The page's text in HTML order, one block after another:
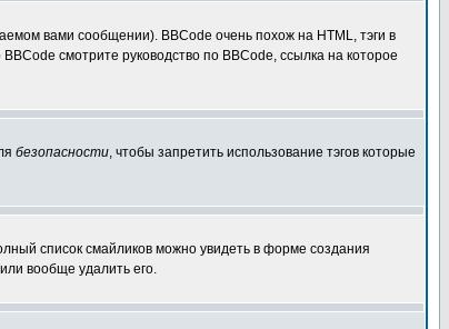
вами сообщении). BBCode очень похож на HTML, тэги в
смотрите руководство по BBCode, ссылка на которое
безопасности, чтобы запретить использование тэгов которые
список смайликов можно увидеть в форме создания
вообще удалить его.